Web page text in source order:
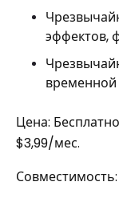
эффектов,
Цена:
$3,99/мес.